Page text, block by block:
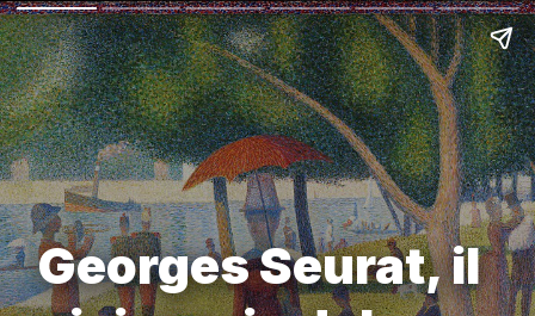
Georges Seurat, il